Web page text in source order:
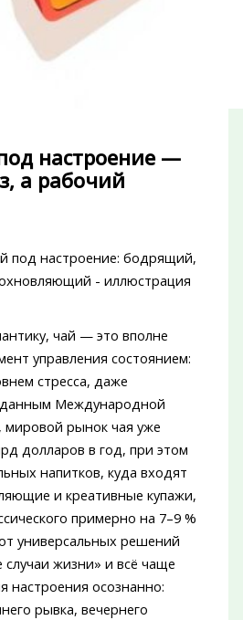
настроение —
а рабочий
чай — это вполне
управления состоянием:
стресса, даже
Международной
мировой рынок чая уже
долларов в год, при этом
напитков, куда входят
и креативные купажи,
примерно на 7–9 %
универсальных решений
случаи жизни» и всё чаще
настроения осознанно:
рывка, вечернего